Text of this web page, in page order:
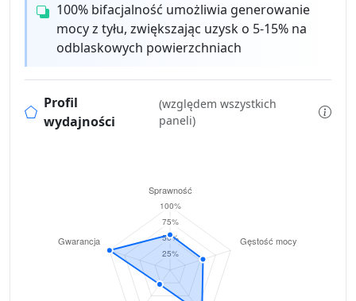
100% bifacjalność umożliwia generowanie
mocy z tyłu, zwiększając uzysk o 5-15% na
odblaskowych powierzchniach
Profil
wydajności
(względem wszystkich
paneli)